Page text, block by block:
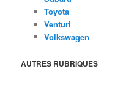
Toyota
Venturi
Volkswagen
AUTRES RUBRIQUES